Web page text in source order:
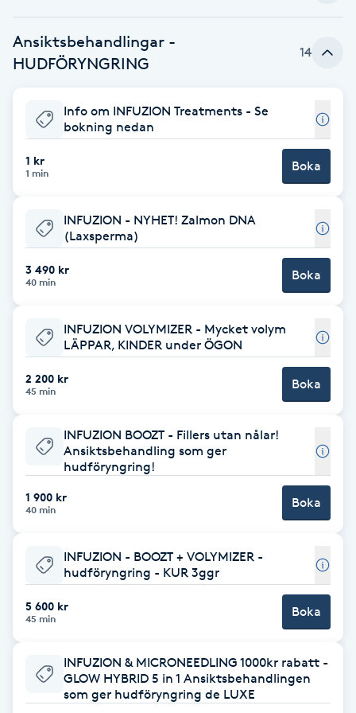
Balayage
Bambumassage
Barber
BIAB
Bottenfärg
Brynformning
Brynfärgning
Brynplockning
Bröllopsuppsättning
Celluliter
Coachning
Color correction
Ansiktsbehandlingar -
HUDFÖRYNGRING
14
Info om INFUZION Treatments - Se
bokning nedan
1 kr
1 min Boka
INFUZION - NYHET! Zalmon DNA
(Laxsperma)
3 490 kr
40 min Boka
INFUZION VOLYMIZER - Mycket volym
LÄPPAR, KINDER under ÖGON
2 200 kr
45 min Boka
INFUZION BOOZT - Fillers utan nålar!
Ansiktsbehandling som ger
hudföryngring!
1 900 kr
40 min Boka
INFUZION - BOOZT + VOLYMIZER -
hudföryngring - KUR 3ggr
5 600 kr
45 min Boka
INFUZION & MICRONEEDLING 1000kr rabatt -
GLOW HYBRID 5 in 1 Ansiktsbehandlingen
som ger hudföryngring de LUXE